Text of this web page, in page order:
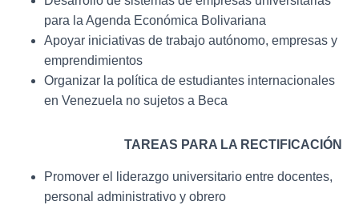
para la Agenda Económica Bolivariana
Apoyar iniciativas de trabajo autónomo, empresas y
emprendimientos
Organizar la política de estudiantes internacionales
en Venezuela no sujetos a Beca
TAREAS PARA LA RECTIFICACIÓN
Promover el liderazgo universitario entre docentes,
personal administrativo y obrero